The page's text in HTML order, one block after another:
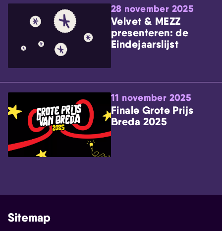
28 november 2025
Velvet & MEZZ
presenteren: de
Eindejaarslijst
11 november 2025
Finale Grote Prijs
Breda 2025
Sitemap